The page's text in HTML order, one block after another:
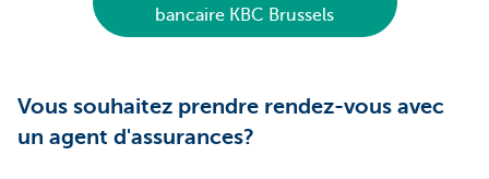
bancaire KBC Brussels
Vous souhaitez prendre rendez-vous avec
un agent d'assurances?